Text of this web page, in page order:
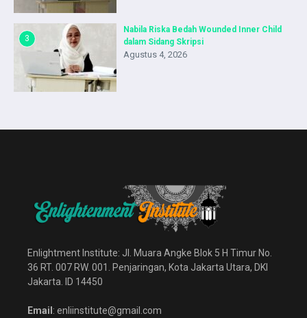
3
Nabila Riska Bedah Wounded Inner Child
dalam Sidang Skripsi
Agustus 4, 2026
Enlightment Institute: Jl. Muara Angke Blok 5 H Timur No.
36 RT. 007 RW. 001. Penjaringan, Kota Jakarta Utara, DKI
Jakarta. ID 14450
Email: enliinstitute@gmail.com